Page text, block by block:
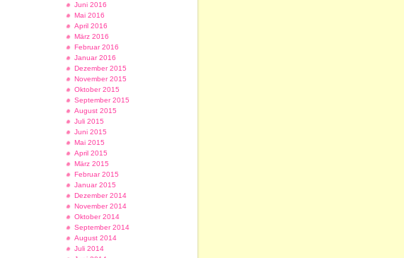
Juni 2016
Mai 2016
April 2016
März 2016
Februar 2016
Januar 2016
Dezember 2015
November 2015
Oktober 2015
September 2015
August 2015
Juli 2015
Juni 2015
Mai 2015
April 2015
März 2015
Februar 2015
Januar 2015
Dezember 2014
November 2014
Oktober 2014
September 2014
August 2014
Juli 2014